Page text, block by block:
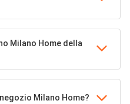
Milano Home della
Milano Home?